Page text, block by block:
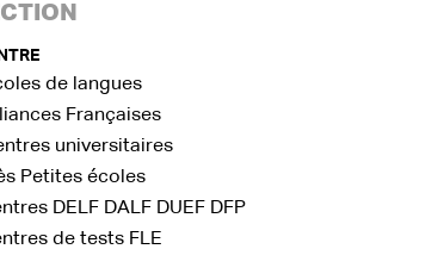
de langues
Françaises
universitaires
Petites écoles
DELF DALF DUEF DFP
de tests FLE